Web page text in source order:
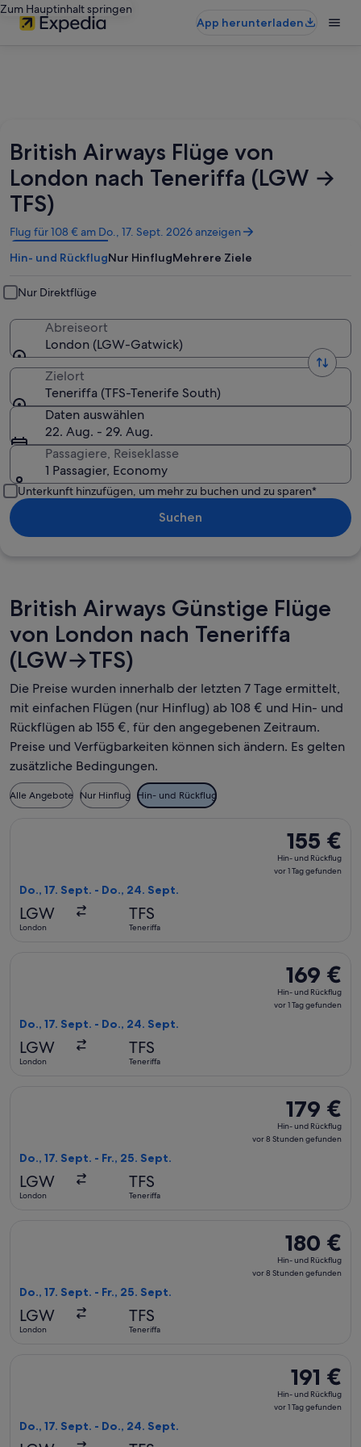
Zum Hauptinhalt springen
App herunterladen
British Airways Flüge von
London nach Teneriffa (LGW →
TFS)
Flug für 108 € am Do., 17. Sept. 2026 anzeigen
Wird
in
einem
Fenster
geöffnet
Hin- und RückflugNur HinflugMehrere Ziele
Nur Direktflüge
Abreiseort
London (LGW-Gatwick)
Zielort
Teneriffa (TFS-Tenerife South)
Daten auswählen
22. Aug. - 29. Aug.
Passagiere, Reiseklasse
1 Passagier, Economy
Unterkunft hinzufügen, um mehr zu buchen und zu sparen*
Suchen
British Airways Günstige Flüge
von London nach Teneriffa
(LGW→TFS)
Die Preise wurden innerhalb der letzten 7 Tage ermittelt,
mit einfachen Flügen (nur Hinflug) ab 108 € und Hin- und
Rückflügen ab 155 €, für den angegebenen Zeitraum.
Preise und Verfügbarkeiten können sich ändern. Es gelten
zusätzliche Bedingungen.
Alle Angebote Nur Hinflug Hin- und Rückflug
155 €
Hin-
und
155 €
Hin- und Rückflug
vor 1 Tag gefunden
Do., 17. Sept. - Do., 24. Sept.
LGW
London
TFS
Teneriffa
169 €
Hin-
und
169 €
Hin- und Rückflug
vor 1 Tag gefunden
Do., 17. Sept. - Do., 24. Sept.
LGW
London
TFS
Teneriffa
179 €
Hin-
und
179 €
Hin- und Rückflug
vor 8 Stunden gefunden
Do., 17. Sept. - Fr., 25. Sept.
LGW
London
TFS
Teneriffa
180 €
Hin-
und
180 €
Hin- und Rückflug
vor 8 Stunden gefunden
Do., 17. Sept. - Fr., 25. Sept.
LGW
London
TFS
Teneriffa
191 €
Hin-
und
191 €
Hin- und Rückflug
vor 1 Tag gefunden
Do., 17. Sept. - Do., 24. Sept.